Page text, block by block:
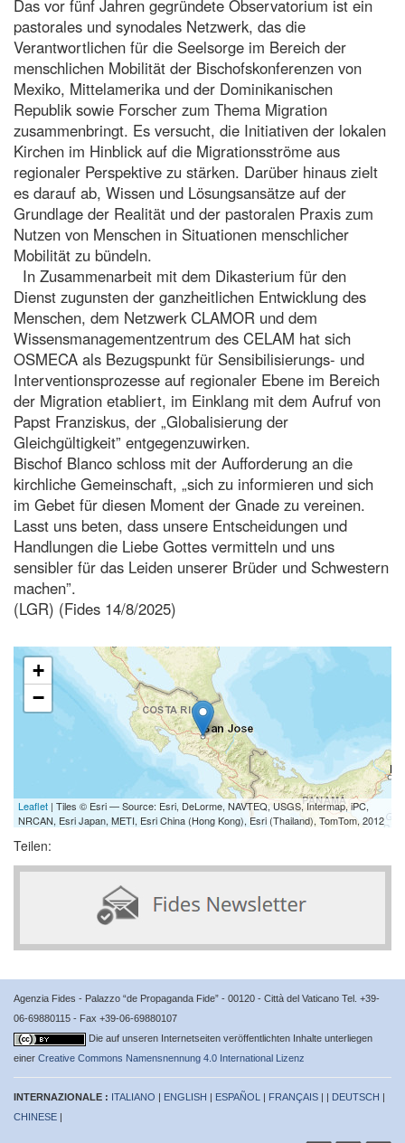
Das vor fünf Jahren gegründete Observatorium ist ein
pastorales und synodales Netzwerk, das die
Verantwortlichen für die Seelsorge im Bereich der
menschlichen Mobilität der Bischofskonferenzen von
Mexiko, Mittelamerika und der Dominikanischen
Republik sowie Forscher zum Thema Migration
zusammenbringt. Es versucht, die Initiativen der lokalen
Kirchen im Hinblick auf die Migrationsströme aus
regionaler Perspektive zu stärken. Darüber hinaus zielt
es darauf ab, Wissen und Lösungsansätze auf der
Grundlage der Realität und der pastoralen Praxis zum
Nutzen von Menschen in Situationen menschlicher
Mobilität zu bündeln.
In Zusammenarbeit mit dem Dikasterium für den
Dienst zugunsten der ganzheitlichen Entwicklung des
Menschen, dem Netzwerk CLAMOR und dem
Wissensmanagementzentrum des CELAM hat sich
OSMECA als Bezugspunkt für Sensibilisierungs- und
Interventionsprozesse auf regionaler Ebene im Bereich
der Migration etabliert, im Einklang mit dem Aufruf von
Papst Franziskus, der „Globalisierung der
Gleichgültigkeit” entgegenzuwirken.
Bischof Blanco schloss mit der Aufforderung an die
kirchliche Gemeinschaft, „sich zu informieren und sich
im Gebet für diesen Moment der Gnade zu vereinen.
Lasst uns beten, dass unsere Entscheidungen und
Handlungen die Liebe Gottes vermitteln und uns
sensibler für das Leiden unserer Brüder und Schwestern
machen”.
(LGR) (Fides 14/8/2025)
+
−
Leaflet | Tiles © Esri — Source: Esri, DeLorme, NAVTEQ, USGS, Intermap, iPC,
NRCAN, Esri Japan, METI, Esri China (Hong Kong), Esri (Thailand), TomTom, 2012
Teilen:
Agenzia Fides - Palazzo “de Propaganda Fide” - 00120 - Città del Vaticano Tel. +39-
06-69880115 - Fax +39-06-69880107
Die auf unseren Internetseiten veröffentlichten Inhalte unterliegen
einer Creative Commons Namensnennung 4.0 International Lizenz
INTERNAZIONALE : ITALIANO | ENGLISH | ESPAÑOL | FRANÇAIS | | DEUTSCH |
CHINESE |